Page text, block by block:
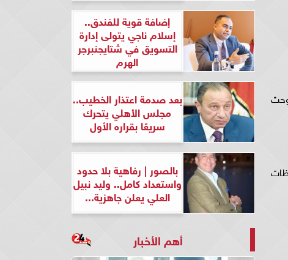
وحث
إضافة قوية للفندق..
إسلام ناجي يتولى إدارة
التسويق في شتايجنبرجر
الهرم
بعد صدمة اعتذار الخطيب..
مجلس الأهلي يتحرك
سريعًا بقراره الأول
بالصور | رفاهية بلا حدود
واستعداد كامل.. وليد نبيل
العلي يعلن جاهزية...
أهم الأخبار